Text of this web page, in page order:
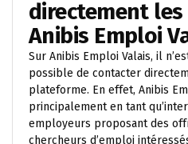
directement
Anibis Emploi
Sur Anibis Emploi Valais, il
possible de contacter
plateforme. En effet, Anibis
principalement en tant
employeurs proposant des
chercheurs d’emploi